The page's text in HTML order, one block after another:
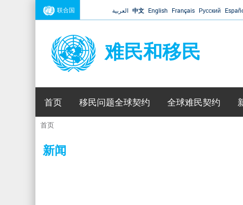
联合国 العربية 中文 English Français Русский
难民和移民
首页 移民问题全球契约 全球难民契约
你
在
这
首页
新闻